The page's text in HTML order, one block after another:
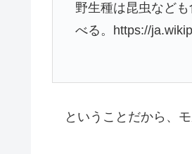
野生種は昆虫など
べる。https://
ということだから、モ